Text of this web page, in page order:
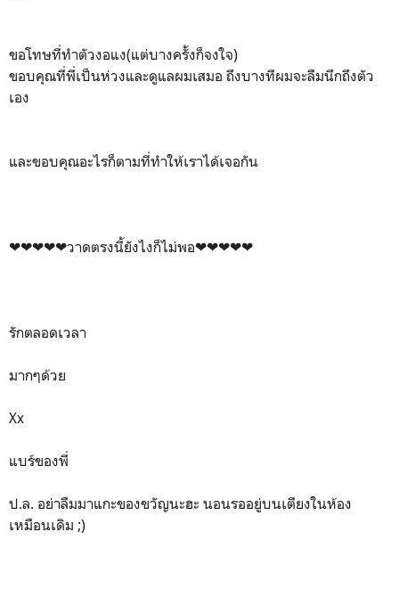
ขอโทษที่ทำตัวงอแง(แต่บางครั้งก็จงใจ)
ขอบคุณที่พี่เป็นห่วงและดูแลผมเสมอ ถึงบางทีผมจะลืมนึกถึงตัว
เอง
และขอบคุณอะไรก็ตามที่ทำให้เราได้เจอกัน
❤❤❤❤❤วาดตรงนี้ยังไงก็ไม่พอ❤❤❤❤❤
รักตลอดเวลา
มากๆด้วย
Xx
แบร์ของพี่
ป.ล. อย่าลืมมาแกะของขวัญนะฮะ นอนรออยู่บนเตียงในห้อง
เหมือนเดิม ;)